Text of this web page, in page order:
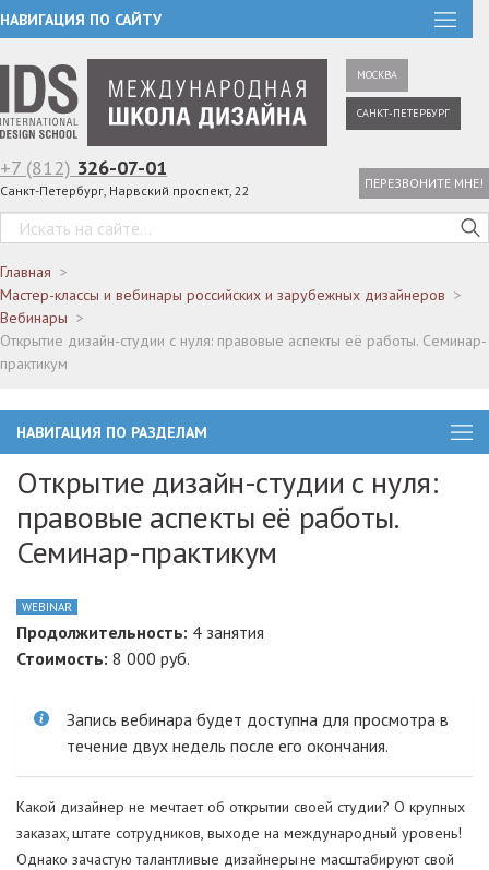
НАВИГАЦИЯ ПО САЙТУ
МОСКВА
САНКТ-ПЕТЕРБУРГ
+7 (812) 326-07-01
Санкт-Петербург, Нарвский проспект, 22 ПЕРЕЗВОНИТЕ МНЕ!
Главная
Мастер-классы и вебинары российских и зарубежных дизайнеров
Вебинары
Открытие дизайн-студии с нуля: правовые аспекты её работы. Семинар-
практикум
НАВИГАЦИЯ ПО РАЗДЕЛАМ
Открытие дизайн-студии с нуля:
правовые аспекты её работы.
Семинар-практикум
WEBINAR
Продолжительность: 4 занятия
Стоимость: 8 000 руб.
Запись вебинара будет доступна для просмотра в
течение двух недель после его окончания.
Какой дизайнер не мечтает об открытии своей студии? О крупных
заказах, штате сотрудников, выходе на международный уровень!
Однако зачастую талантливые дизайнеры не масштабируют свой